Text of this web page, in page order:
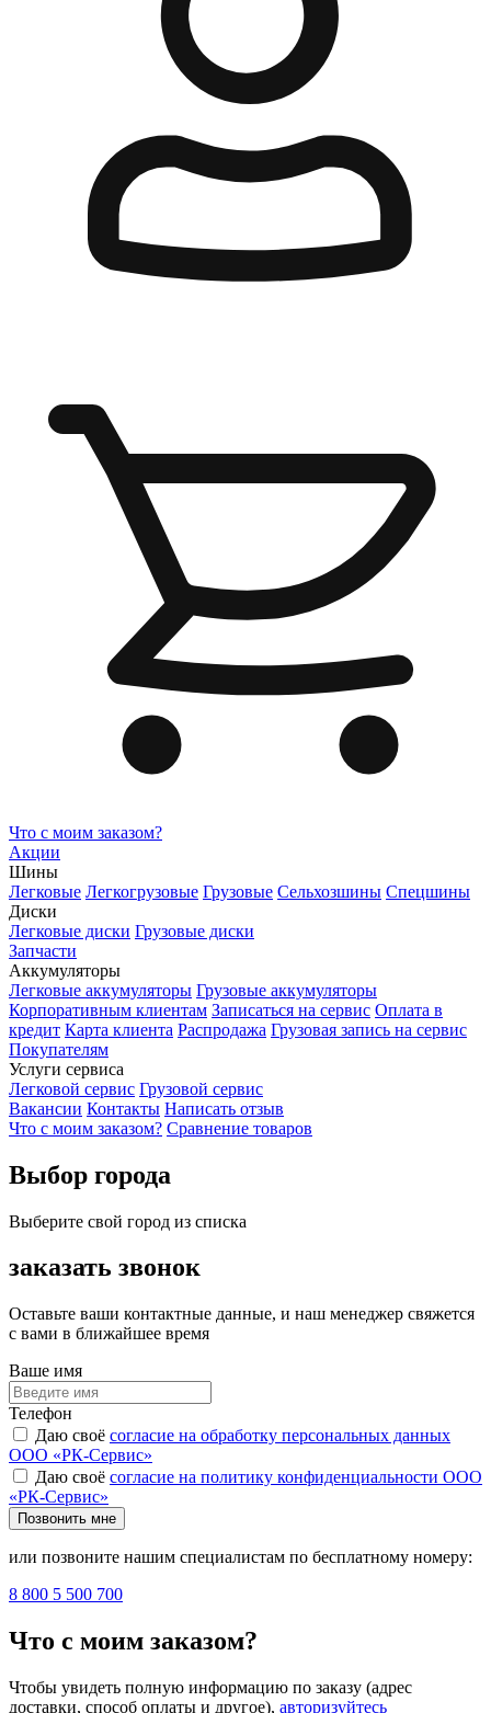
Что с моим заказом?
Акции
Шины
Легковые Легкогрузовые Грузовые Сельхозшины Спецшины
Диски
Легковые диски Грузовые диски
Запчасти
Аккумуляторы
Легковые аккумуляторы Грузовые аккумуляторы
Корпоративным клиентам Записаться на сервис Оплата в
кредит Карта клиента Распродажа Грузовая запись на сервис
Покупателям
Услуги сервиса
Легковой сервис Грузовой сервис
Вакансии Контакты Написать отзыв
Что с моим заказом? Сравнение товаров
Выбор города
Выберите свой город из списка
заказать звонок
Оставьте ваши контактные данные, и наш менеджер свяжется
с вами в ближайшее время
Ваше имя
Телефон
Даю своё согласие на обработку персональных данных
ООО «РК-Сервис»
Даю своё согласие на политику конфиденциальности ООО
«РК-Сервис»
Позвонить мне
или позвоните нашим специалистам по бесплатному номеру:
8 800 5 500 700
Что с моим заказом?
Чтобы увидеть полную информацию по заказу (адрес
доставки, способ оплаты и другое), авторизуйтесь